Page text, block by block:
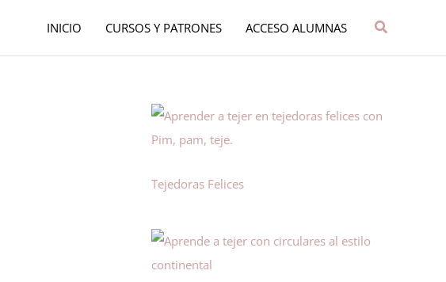
INICIO CURSOS Y PATRONES ACCESO ALUMNAS Buscar
Tejedoras Felices